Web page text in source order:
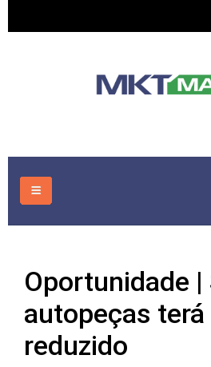
CONSULTORIA
ASSUNTOS
PUBLICAÇÕES
Oportunidade |
autopeças
reduzido